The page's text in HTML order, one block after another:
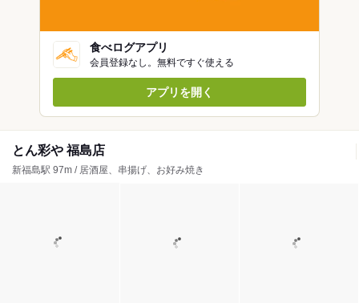
食べログアプリ
会員登録なし。無料ですぐ使える
アプリを開く
とん彩や 福島店
新福島駅 97m / 居酒屋、串揚げ、お好み焼き